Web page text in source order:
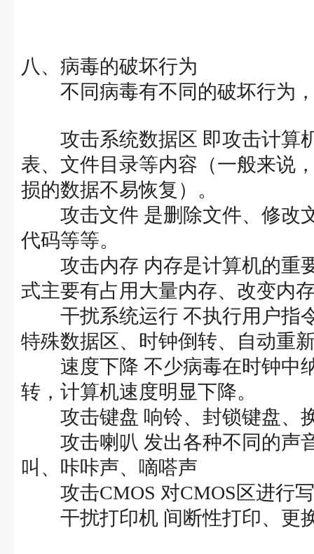
八、病毒的破坏行为
不同病毒有不同的破坏行为，
攻击系统数据区 即攻击计算机
表、文件目录等内容（一般来说
损的数据不易恢复）。
攻击文件 是删除文件、修改
代码等等。
攻击内存 内存是计算机的重
式主要有占用大量内存、改变内
干扰系统运行 不执行用户指
特殊数据区、时钟倒转、自动重
速度下降 不少病毒在时钟中
转，计算机速度明显下降。
攻击键盘 响铃、封锁键盘、
攻击喇叭 发出各种不同的声
叫、咔咔声、嘀嗒声
攻击CMOS 对CMOS区进行写
干扰打印机 间断性打印、更